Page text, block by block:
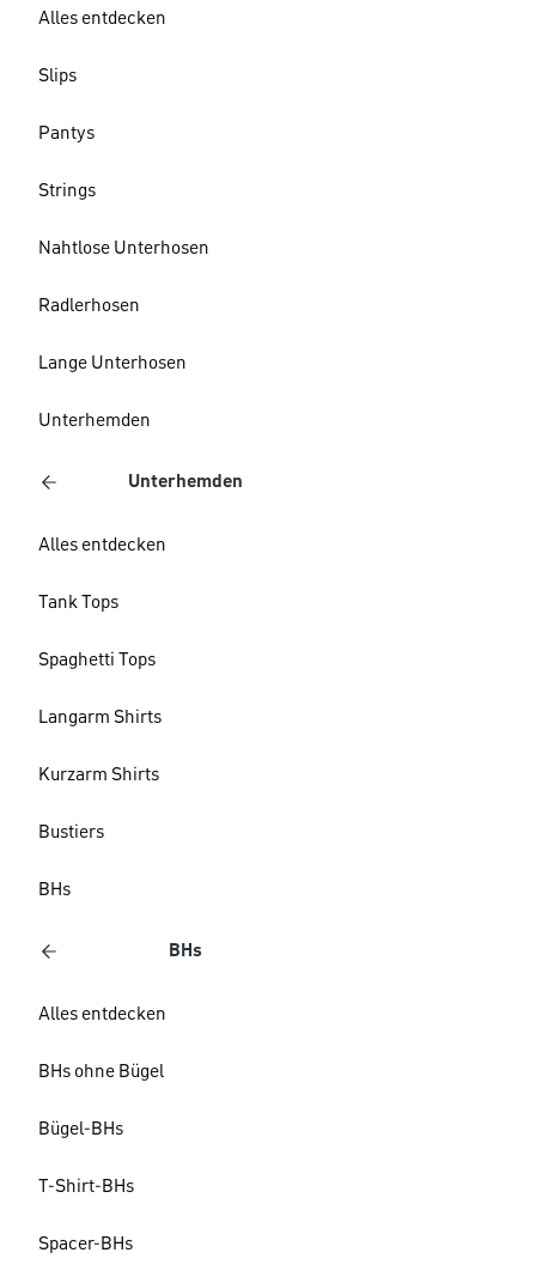
Alles entdecken
Slips
Pantys
Strings
Nahtlose Unterhosen
Radlerhosen
Lange Unterhosen
Unterhemden
Unterhemden
Alles entdecken
Tank Tops
Spaghetti Tops
Langarm Shirts
Kurzarm Shirts
Bustiers
BHs
BHs
Alles entdecken
BHs ohne Bügel
Bügel-BHs
T-Shirt-BHs
Spacer-BHs